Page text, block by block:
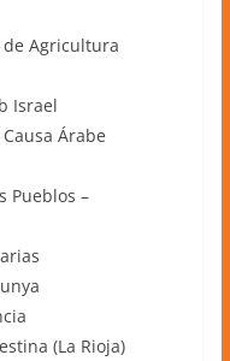
de Agricultura
Israel
Árabe
Pueblos –
(La Rioja)